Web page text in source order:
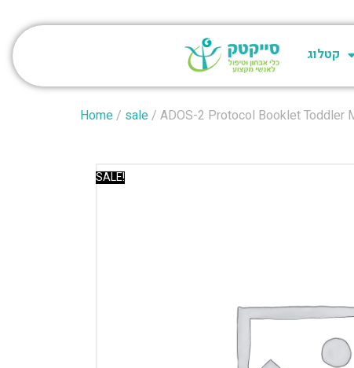
קטלוג
Home/ sale/ ADOS-2 Protocol Booklet Toddler
SALE!